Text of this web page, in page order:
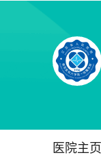
医院主页